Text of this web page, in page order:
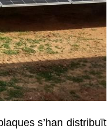
s’han distribuït